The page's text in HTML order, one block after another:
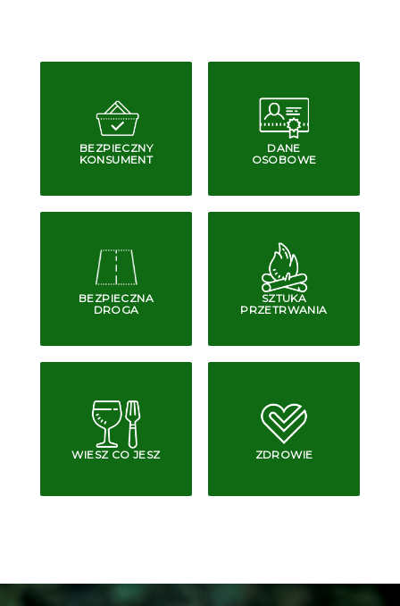
BEZPIECZNY
KONSUMENT
DANE
OSOBOWE
BEZPIECZNA
DROGA
SZTUKA
PRZETRWANIA
WIESZ CO JESZ ZDROWIE